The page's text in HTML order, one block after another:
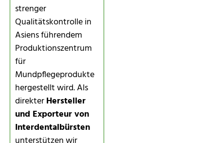
strenger
Qualitätskontrolle in
Asiens führendem
Produktionszentrum
für
Mundpflegeprodukte
hergestellt wird. Als
direkterHersteller
und Exporteur von
Interdentalbürsten